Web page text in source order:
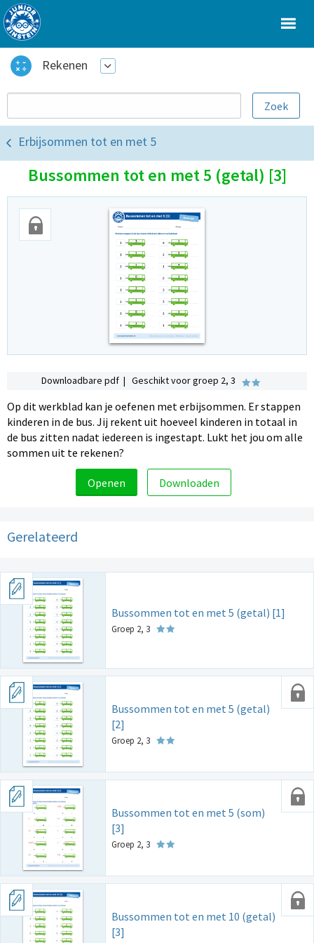
Rekenen
Erbijsommen tot en met 5
Bussommen tot en met 5 (getal) [3]
Downloadbare pdf | Geschikt voor groep 2, 3
Op dit werkblad kan je oefenen met erbijsommen. Er stappen
kinderen in de bus. Jij rekent uit hoeveel kinderen in totaal in
de bus zitten nadat iedereen is ingestapt. Lukt het jou om alle
sommen uit te rekenen?
Openen Downloaden
Gerelateerd
Bussommen tot en met 5 (getal) [1]
Groep 2, 3
Bussommen tot en met 5 (getal)
[2]
Groep 2, 3
Bussommen tot en met 5 (som)
[3]
Groep 2, 3
Bussommen tot en met 10 (getal)
[3]